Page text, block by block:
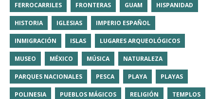
FERROCARRILES FRONTERAS GUAM HISPANIDAD
HISTORIA IGLESIAS IMPERIO ESPAÑOL
INMIGRACIÓN ISLAS LUGARES ARQUEOLÓGICOS
MUSEO MÉXICO MÚSICA NATURALEZA
PARQUES NACIONALES PESCA PLAYA PLAYAS
POLINESIA PUEBLOS MÁGICOS RELIGIÓN TEMPLOS